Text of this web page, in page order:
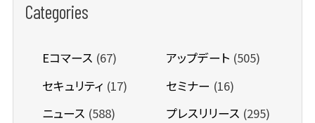
Categories
Eコマース (67) アップデート (505)
セキュリティ (17) セミナー (16)
ニュース (588) プレスリリース (295)